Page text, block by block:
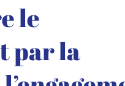
le
par la